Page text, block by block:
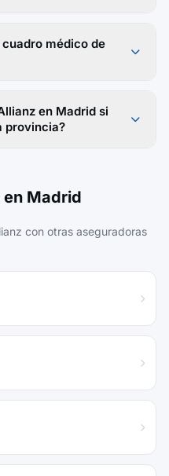
médico de
en Madrid si
provincia?
Madrid
con otras aseguradoras